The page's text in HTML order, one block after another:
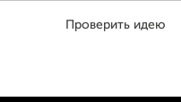
Проверить идею